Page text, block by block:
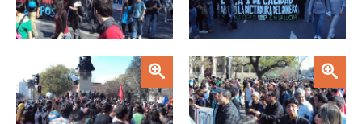
Zoom Zoom